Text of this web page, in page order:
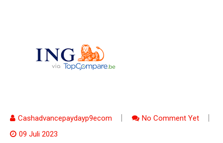
Cashadvancepaydayp9ecom
No Comment Yet
09 Juli 2023